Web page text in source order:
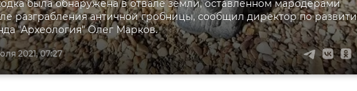
2021, 07:27
была обнаружена в отвале земли, оставленном мародерами
разграбления античной гробницы, сообщил директор по
"Археология" Олег Марков.